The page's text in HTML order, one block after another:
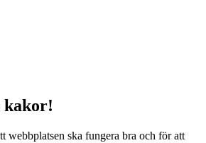
kakor!
webbplatsen ska fungera bra och för att